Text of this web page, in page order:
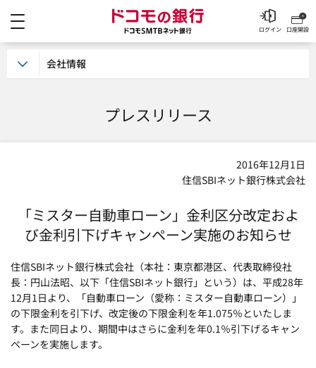
ドコモの銀行 ドコモ
口座開設
ログイン
プレスリリース
2016年12月1日
住信SBIネット銀行株式会社
「ミスター自動車ローン」金利区分改定およ
び金利引下げキャンペーン実施のお知らせ
住信SBIネット銀行株式会社（本社：東京都港区、代表取締役社
長：円山法昭、以下「住信SBIネット銀行」という）は、平成28年
12月1日より、「自動車ローン（愛称：ミスター自動車ローン）」
の下限金利を引下げ、改定後の下限金利を年1.075％といたしま
す。また同日より、期間中はさらに金利を年0.1％引下げるキャン
ペーンを実施します。
会社情報